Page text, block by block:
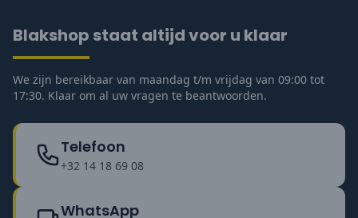
Blakshop staat altijd voor u klaar
We zijn bereikbaar van maandag t/m vrijdag van 09:00 tot
17:30. Klaar om al uw vragen te beantwoorden.
Telefoon
+32 14 18 69 08
WhatsApp